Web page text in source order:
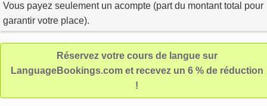
Vous payez seulement un acompte (part du montant total pour
garantir votre place).
Réservez votre cours de langue sur
LanguageBookings.com et recevez un 6 % de réduction
!